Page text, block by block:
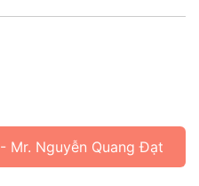
- Mr. Nguyễn Quang Đạt